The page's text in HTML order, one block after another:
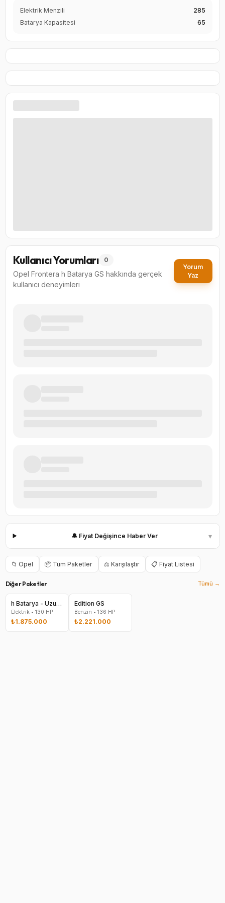
Elektrik Menzili
285
Batarya Kapasitesi
65
Kullanıcı Yorumları 0
Opel Frontera h Batarya GS hakkında gerçek
kullanıcı deneyimleri
Yorum
Yaz
🔔 Fiyat Değişince Haber Ver ▾
📁 Opel 📦 Tüm Paketler ⚖️ Karşılaştır 📋 Fiyat Listesi
Diğer Paketler Tümü →
h Batarya - Uzun Menzil GS
Elektrik • 130 HP
₺1.875.000
Edition GS
Benzin • 136 HP
₺2.221.000